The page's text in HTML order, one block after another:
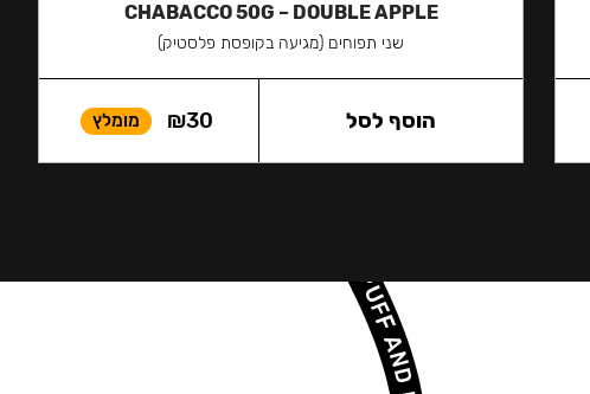
CHABACCO 50G – DOUBLE APPLE
שני תפוחים (מגיעה בקופסת פלסטיק)
₪30 מומלץ הוסף לסל